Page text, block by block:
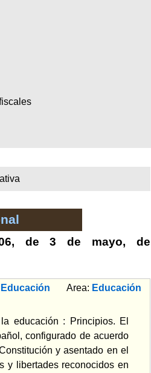
de 3 de mayo, de
Area: Educación
educación : Principios. El
configurado de acuerdo
y asentado en el
y libertades reconocidos en